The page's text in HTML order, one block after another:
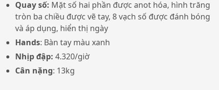
Quay số: Mặt số hai phần được anot hóa, hình trăng
tròn ba chiều được vẽ tay, 8vạch số được đánh bóng
và áp dụng, hiển thị ngày
Hands: Bàn tay màu xanh
Nhịp đập: 4.320/giờ
Cân nặng: 13kg